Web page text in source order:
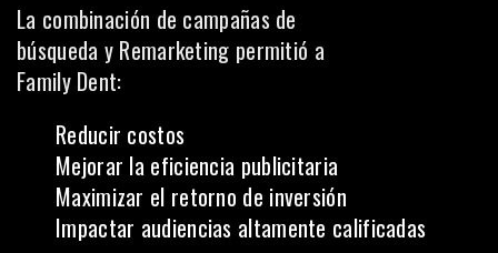
La combinación de campañas de
búsqueda y Remarketing permitió a
Family Dent:
Reducir costos
Mejorar la eficiencia publicitaria
Maximizar el retorno de inversión
Impactar audiencias altamente calificadas